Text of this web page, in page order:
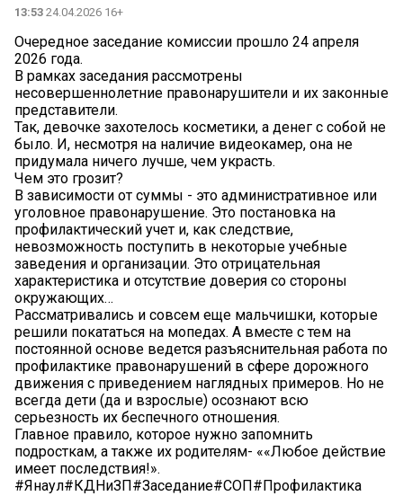
13:53 24.04.2026 16+
Очередное заседание комиссии прошло 24 апреля
2026 года.
В рамках заседания рассмотрены
несовершеннолетние правонарушители и их законные
представители.
Так, девочке захотелось косметики, а денег с собой не
было. И, несмотря на наличие видеокамер, она не
придумала ничего лучше, чем украсть.
Чем это грозит?
В зависимости от суммы - это административное или
уголовное правонарушение. Это постановка на
профилактический учет и, как следствие,
невозможность поступить в некоторые учебные
заведения и организации. Это отрицательная
характеристика и отсутствие доверия со стороны
окружающих…
Рассматривались и совсем еще мальчишки, которые
решили покататься на мопедах. А вместе с тем на
постоянной основе ведется разъяснительная работа по
профилактике правонарушений в сфере дорожного
движения с приведением наглядных примеров. Но не
всегда дети (да и взрослые) осознают всю
серьезность их беспечного отношения.
Главное правило, которое нужно запомнить
подросткам, а также их родителям- ««Любое действие
имеет последствия!».
#Янаул#КДНиЗП#Заседание#СОП#Профилактика